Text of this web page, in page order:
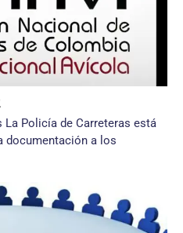
Policía de Carreteras está
documentación a los